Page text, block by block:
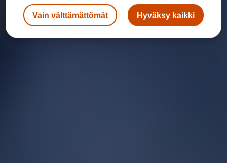
Vain välttämättömät Hyväksy kaikki